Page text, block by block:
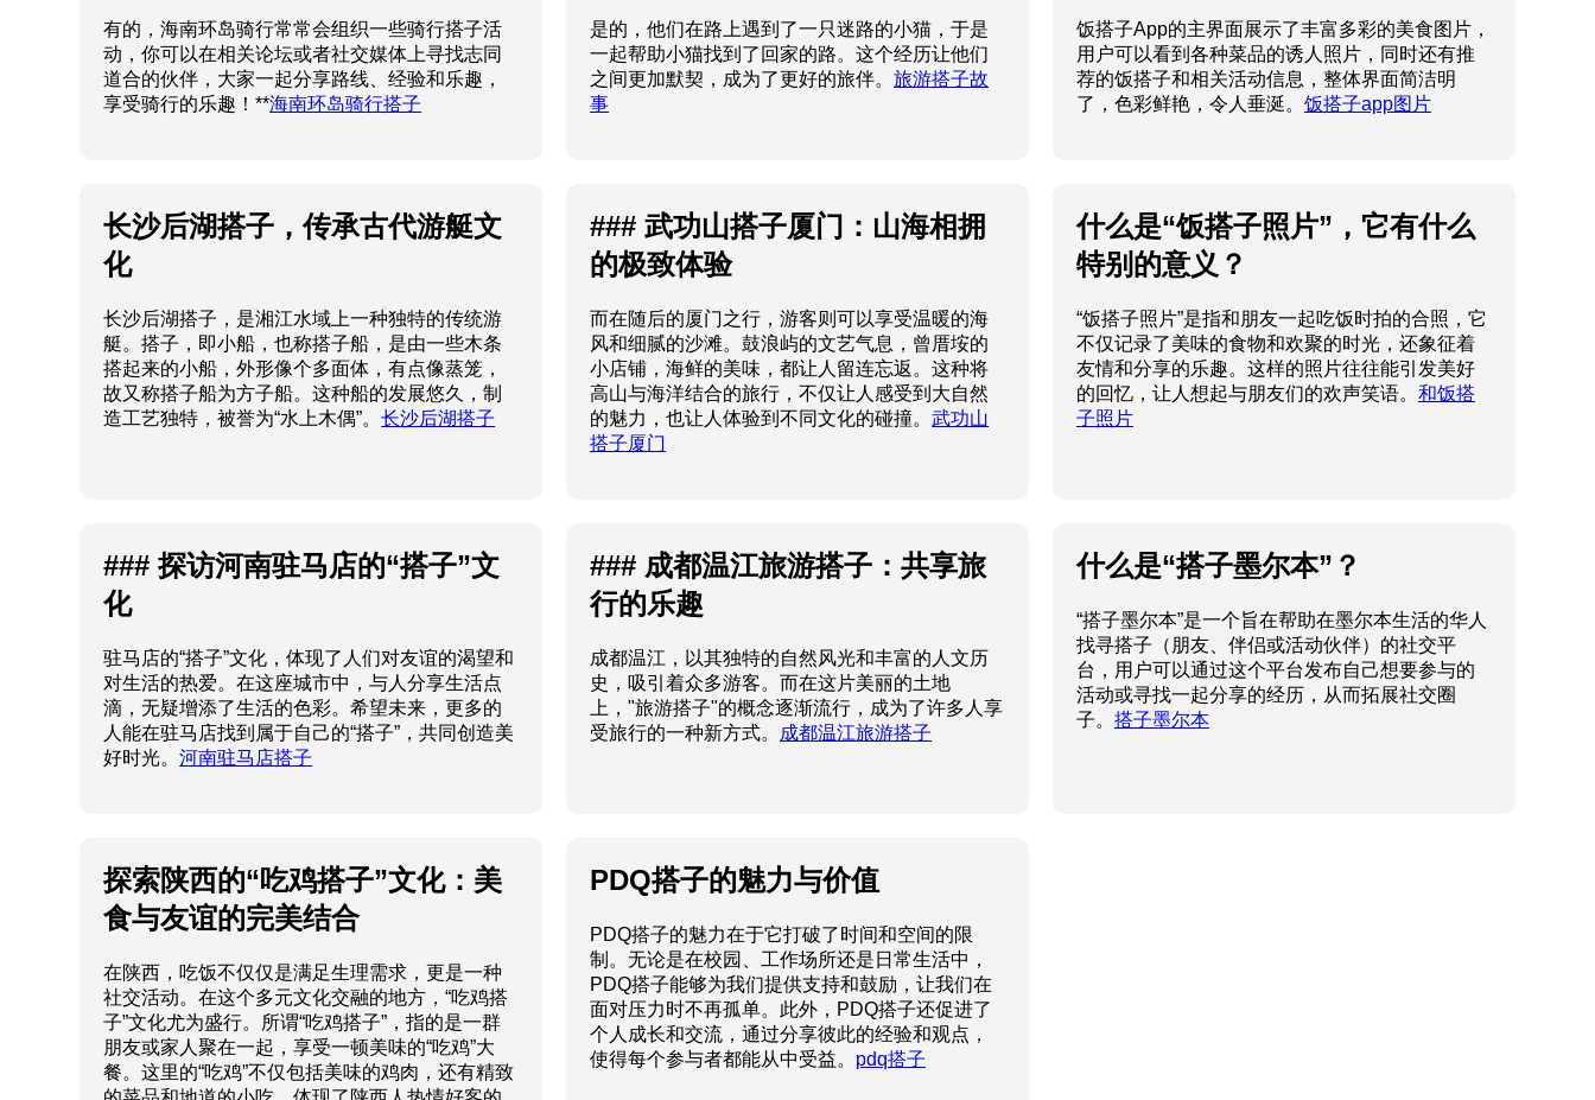
有的，海南环岛骑行常常会组织一些骑行搭子活
动，你可以在相关论坛或者社交媒体上寻找志同
道合的伙伴，大家一起分享路线、经验和乐趣，
享受骑行的乐趣！**海南环岛骑行搭子
是的，他们在路上遇到了一只迷路的小猫，于是
一起帮助小猫找到了回家的路。这个经历让他们
之间更加默契，成为了更好的旅伴。旅游搭子故
事
饭搭子App的主界面展示了丰富多彩的美食图片，
用户可以看到各种菜品的诱人照片，同时还有推
荐的饭搭子和相关活动信息，整体界面简洁明
了，色彩鲜艳，令人垂涎。 饭搭子app图片
长沙后湖搭子，传承古代游艇文
化
长沙后湖搭子，是湘江水域上一种独特的传统游
艇。搭子，即小船，也称搭子船，是由一些木条
搭起来的小船，外形像个多面体，有点像蒸笼，
故又称搭子船为方子船。这种船的发展悠久，制
造工艺独特，被誉为“水上木偶”。长沙后湖搭子
### 武功山搭子厦门：山海相拥
的极致体验
而在随后的厦门之行，游客则可以享受温暖的海
风和细腻的沙滩。鼓浪屿的文艺气息，曾厝垵的
小店铺，海鲜的美味，都让人留连忘返。这种将
高山与海洋结合的旅行，不仅让人感受到大自然
的魅力，也让人体验到不同文化的碰撞。武功山
搭子厦门
什么是“饭搭子照片”，它有什么
特别的意义？
“饭搭子照片”是指和朋友一起吃饭时拍的合照，它
不仅记录了美味的食物和欢聚的时光，还象征着
友情和分享的乐趣。这样的照片往往能引发美好
的回忆，让人想起与朋友们的欢声笑语。 和饭搭
子照片
### 探访河南驻马店的“搭子”文
化
驻马店的“搭子”文化，体现了人们对友谊的渴望和
对生活的热爱。在这座城市中，与人分享生活点
滴，无疑增添了生活的色彩。希望未来，更多的
人能在驻马店找到属于自己的“搭子”，共同创造美
好时光。河南驻马店搭子
### 成都温江旅游搭子：共享旅
行的乐趣
成都温江，以其独特的自然风光和丰富的人文历
史，吸引着众多游客。而在这片美丽的土地
上，"旅游搭子"的概念逐渐流行，成为了许多人享
受旅行的一种新方式。
成都温江旅游搭子
什么是“搭子墨尔本”？
“搭子墨尔本”是一个旨在帮助在墨尔本生活的华人
找寻搭子（朋友、伴侣或活动伙伴）的社交平
台，用户可以通过这个平台发布自己想要参与的
活动或寻找一起分享的经历，从而拓展社交圈
子。 搭子墨尔本
探索陕西的“吃鸡搭子”文化：美
食与友谊的完美结合
在陕西，吃饭不仅仅是满足生理需求，更是一种
社交活动。在这个多元文化交融的地方，“吃鸡搭
子”文化尤为盛行。所谓“吃鸡搭子”，指的是一群
朋友或家人聚在一起，享受一顿美味的“吃鸡”大
餐。这里的“吃鸡”不仅包括美味的鸡肉，还有精致
PDQ搭子的魅力与价值
PDQ搭子的魅力在于它打破了时间和空间的限
制。无论是在校园、工作场所还是日常生活中，
PDQ搭子能够为我们提供支持和鼓励，让我们在
面对压力时不再孤单。此外，PDQ搭子还促进了
个人成长和交流，通过分享彼此的经验和观点，
使得每个参与者都能从中受益。 pdq搭子